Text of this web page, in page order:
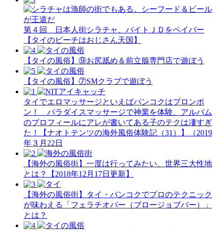
第４回 日本人街シラチャ、バイトＪＤをペイバー
【タイのビーチはおじさん天国】
【タイの風俗】​⑨お尻舐め＆前立腺専門店で遊ぼう
【タイの風俗】​⑦SMクラブで遊ぼう
タイでエロマッサージといえばバンコクはプロンポ
ン！ パラダイスマッサージで神業を体験、アルバム
のプロフィールにアレが書いてある子のテクは凄すぎ
た！【ナオトテンツの海外風俗体験記（31）】（2019
年３月22日
【海外の風俗街】一度は行ってみたい、世界三大性地
とは？【2018年12月17日更新】
【海外の風俗街】タイ・バンコクでプロのテクニック
が味わえる「フェラチオバー（ブロージョブバー）」
とは？